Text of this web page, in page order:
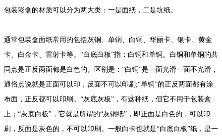
包装彩盒的材质可以分为两大类：一是面纸，二是坑纸。
通常包装盒面纸常用的包括灰铜、单铜、白铜、华丽卡、银卡、黄金
卡、白金卡、雷射卡等。“白底白板”指：白铜和单铜。白铜和单铜的共
同点是正反两面都是白色的。区别是：”白铜”是一面光滑一面不光滑，
通俗点说就是正面可以印，反面不可以印刷;“单铜”的正反两面都有涂
布面，正反都可以印刷。“灰底灰板”，有这种纸，但它不用于包装盒
上；“灰底白板”，它就是所谓的“灰铜纸”，即正面是白色的，可以印
刷，反面是灰色的，不可以印刷。一般白卡也就是“白底白板”纸，是一